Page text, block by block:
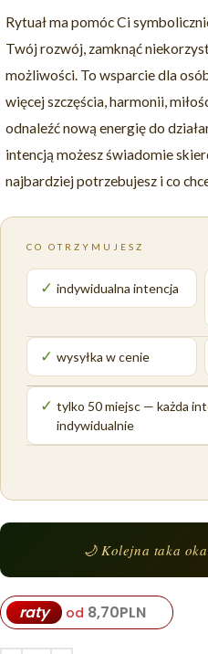
Rytuał ma pomóc Ci
Twój rozwój, zamknąć
możliwości. To wsparcie dla
więcej szczęścia, harmonii,
odnaleźć nową energię do
intencją możesz świadomie
najbardziej potrzebujesz i co
CO OTRZYMUJESZ
✓ indywidualna intencja
✓ wysyłka w cenie
✓ tylko 50 miejsc — każda
indywidualnie
🌙 Kolejna taka
raty od 8,70PLN